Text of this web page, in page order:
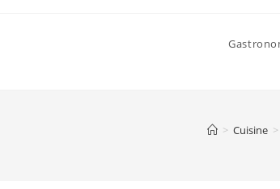
> Cuisine >